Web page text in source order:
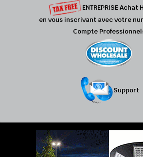
ENTREPRISE Achat
en vous inscrivant avec votre
Compte
Support